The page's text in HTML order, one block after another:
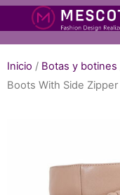
Inicio / Botas y botines
Boots With Side Zipper